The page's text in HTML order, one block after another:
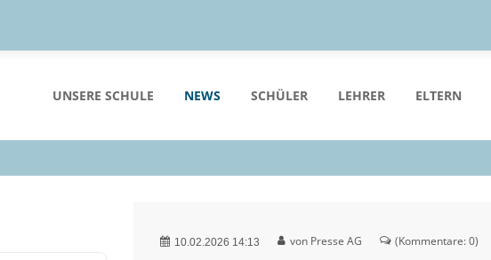
UNSERE SCHULE NEWS SCHÜLER LEHRER ELTERN
10.02.2026 14:13 von Presse AG (Kommentare: 0)